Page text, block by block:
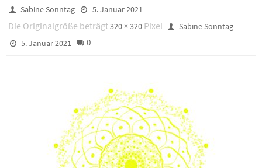
Sabine Sonntag 5. Januar 2021
Die Originalgröße beträgt320 × 320 Pixel
Sabine Sonntag
5. Januar 2021
0